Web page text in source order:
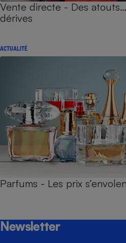
Vente directe - Des
dérives
ACTUALITÉ
Parfums - Les prix
Newsletter